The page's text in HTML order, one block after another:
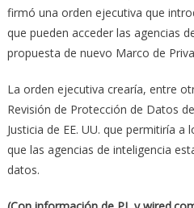
firmó una orden ejecutiva que
que pueden acceder las agencias
propuesta de nuevo Marco de
La orden ejecutiva crearía, entre
Revisión de Protección de Datos
Justicia de EE. UU. que permitiría
que las agencias de inteligencia
datos.